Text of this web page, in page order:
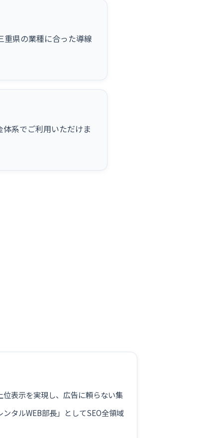
県の業種に合った導線
系でご利用いただけま
表示を実現し、広告に頼らない集
タルWEB部長」としてSEO全領域